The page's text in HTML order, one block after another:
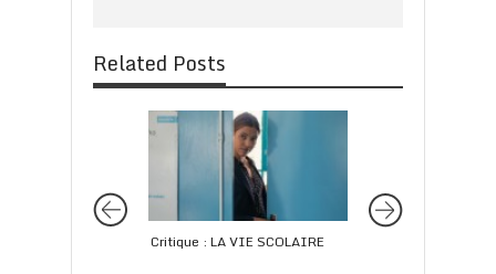
Related Posts
Critique : LA VIE SCOLAIRE